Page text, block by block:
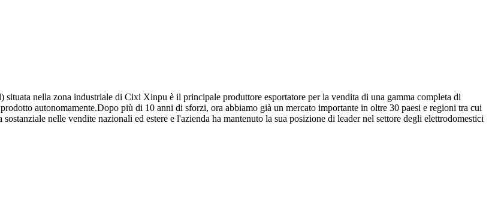
nella zona industriale di Cixi Xinpu è il principale produttore esportatore per la vendita di una gamma completa di
autonomamente.Dopo più di 10 anni di sforzi, ora abbiamo già un mercato importante in oltre 30 paesi e regioni tra cui
nelle vendite nazionali ed estere e l'azienda ha mantenuto la sua posizione di leader nel settore degli elettrodomestici